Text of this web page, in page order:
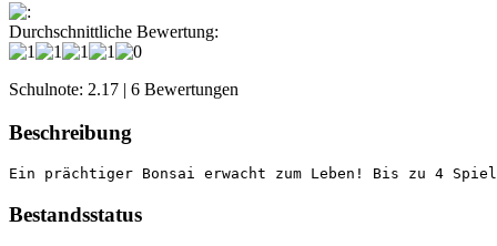
:
Durchschnittliche Bewertung:
Schulnote: 2.17 | 6 Bewertungen
Beschreibung
Ein prächtiger Bonsai erwacht zum Leben! Bis zu 4
Bestandsstatus